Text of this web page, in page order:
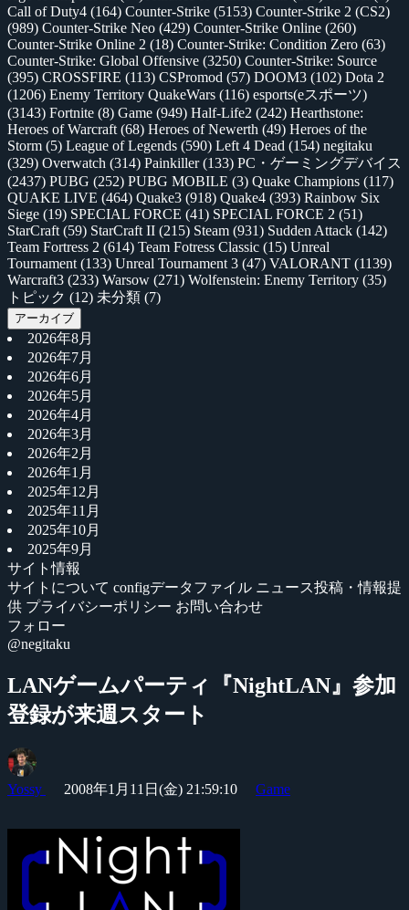
Call of Duty4 (164) Counter-Strike (5153) Counter-Strike 2 (CS2)
(989) Counter-Strike Neo (429) Counter-Strike Online (260)
Counter-Strike Online 2 (18) Counter-Strike: Condition Zero (63)
Counter-Strike: Global Offensive (3250) Counter-Strike: Source
(395) CROSSFIRE (113) CSPromod (57) DOOM3 (102) Dota 2
(1206) Enemy Territory QuakeWars (116) esports(eスポーツ)
(3143) Fortnite (8) Game (949) Half-Life2 (242) Hearthstone:
Heroes of Warcraft (68) Heroes of Newerth (49) Heroes of the
Storm (5) League of Legends (590) Left 4 Dead (154) negitaku
(329) Overwatch (314) Painkiller(133) PC・ゲーミングデバイス
(2437) PUBG (252) PUBG MOBILE (3) Quake Champions (117)
QUAKE LIVE (464) Quake3 (918) Quake4 (393) Rainbow Six
Siege (19) SPECIAL FORCE (41) SPECIAL FORCE 2 (51)
StarCraft (59) StarCraft II (215) Steam (931) Sudden Attack (142)
Team Fortress 2 (614) Team Fotress Classic (15) Unreal
Tournament (133) Unreal Tournament 3 (47) VALORANT (1139)
Warcraft3 (233) Warsow (271) Wolfenstein: Enemy Territory (35)
トピック (12) 未分類 (7)
アーカイブ
2026年8月
2026年7月
2026年6月
2026年5月
2026年4月
2026年3月
2026年2月
2026年1月
2025年12月
2025年11月
2025年10月
2025年9月
サイト情報
サイトについて configデータファイル ニュース投稿・情報提
供 プライバシーポリシー お問い合わせ
フォロー
@negitaku
LANゲームパーティ『NightLAN』参加
登録が来週スタート
Yossy 2008年1月11日(金) 21:59:10 Game